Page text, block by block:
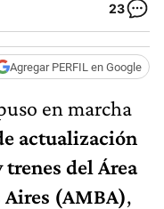
23
Agregar PERFIL en Google
en marcha
actualización
del Área
(AMBA),